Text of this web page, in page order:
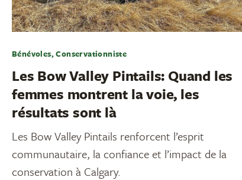
Bénévoles, Conservationniste
Les Bow Valley Pintails: Quand les
femmes montrent la voie, les
résultats sont là
Les Bow Valley Pintails renforcent l’esprit
communautaire, la confiance et l’impact de la
conservation à Calgary.